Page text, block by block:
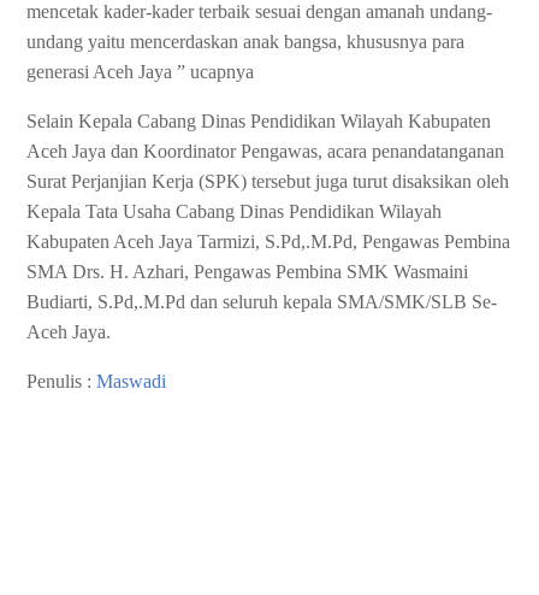
mencetak kader-kader terbaik sesuai dengan amanah undang-
undang yaitu mencerdaskan anak bangsa, khususnya para
generasi Aceh Jaya ” ucapnya
Selain Kepala Cabang Dinas Pendidikan Wilayah Kabupaten
Aceh Jaya dan Koordinator Pengawas, acara penandatanganan
Surat Perjanjian Kerja (SPK) tersebut juga turut disaksikan oleh
Kepala Tata Usaha Cabang Dinas Pendidikan Wilayah
Kabupaten Aceh Jaya Tarmizi, S.Pd,.M.Pd, Pengawas Pembina
SMA Drs. H. Azhari, Pengawas Pembina SMK Wasmaini
Budiarti, S.Pd,.M.Pd dan seluruh kepala SMA/SMK/SLB Se-
Aceh Jaya.
Penulis : Maswadi